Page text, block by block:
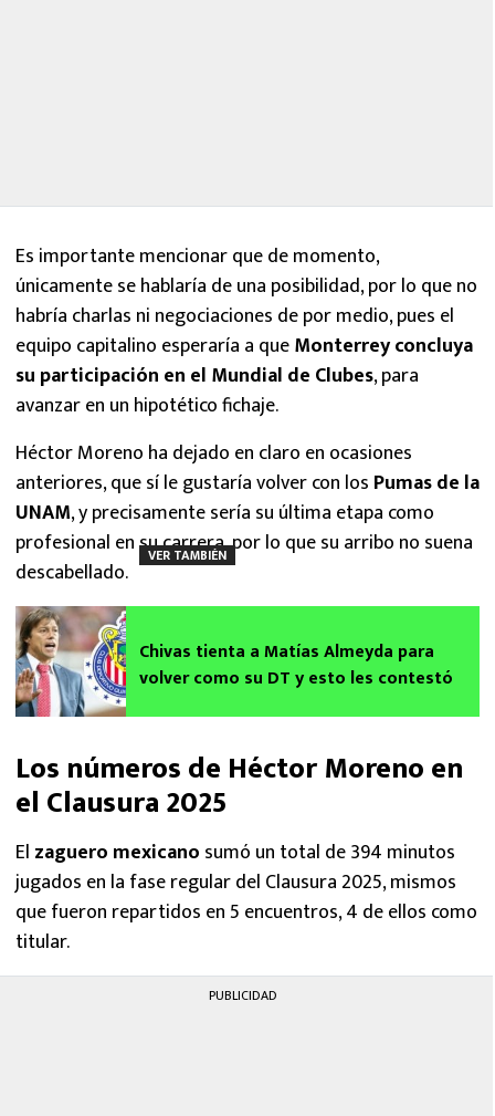
Es importante mencionar que de momento,
únicamente se hablaría de una posibilidad, por lo que no
habría charlas ni negociaciones de por medio, pues el
equipo capitalino esperaría a queMonterrey concluya
su participación en el Mundial de Clubes, para
avanzar en un hipotético fichaje.
Héctor Moreno ha dejado en claro en ocasiones
anteriores, que sí le gustaría volver con los Pumas de la
UNAM, y precisamente sería su última etapa como
profesional en su carrera, por lo que su arribo no suena
descabellado.
VER TAMBIÉN
Chivas tienta a Matías Almeyda para
volver como su DT y esto les contestó
Los números de Héctor Moreno en
el Clausura 2025
El zaguero mexicano sumó un total de 394 minutos
jugados en la fase regular del Clausura 2025, mismos
que fueron repartidos en 5 encuentros, 4 de ellos como
titular.
PUBLICIDAD